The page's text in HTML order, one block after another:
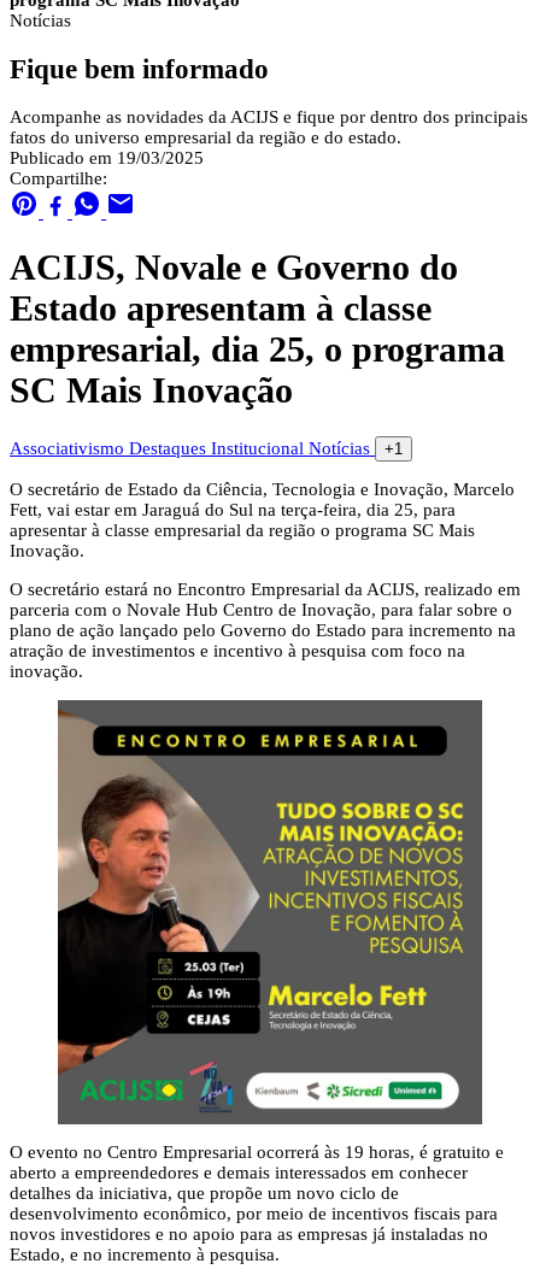
Notícias
Fique bem informado
Acompanhe as novidades da ACIJS e fique por dentro dos principais
fatos do universo empresarial da região e do estado.
Publicado em 19/03/2025
Compartilhe:
ACIJS, Novale e Governo do
Estado apresentam à classe
empresarial, dia 25, o programa
SC Mais Inovação
Associativismo Destaques Institucional Notícias +1
O secretário de Estado da Ciência, Tecnologia e Inovação, Marcelo
Fett, vai estar em Jaraguá do Sul na terça-feira, dia 25, para
apresentar à classe empresarial da região o programa SC Mais
Inovação.
O secretário estará no Encontro Empresarial da ACIJS, realizado em
parceria com o Novale Hub Centro de Inovação, para falar sobre o
plano de ação lançado pelo Governo do Estado para incremento na
atração de investimentos e incentivo à pesquisa com foco na
inovação.
O evento no Centro Empresarial ocorrerá às 19 horas, é gratuito e
aberto a empreendedores e demais interessados em conhecer
detalhes da iniciativa, que propõe um novo ciclo de
desenvolvimento econômico, por meio de incentivos fiscais para
novos investidores e no apoio para as empresas já instaladas no
Estado, e no incremento à pesquisa.